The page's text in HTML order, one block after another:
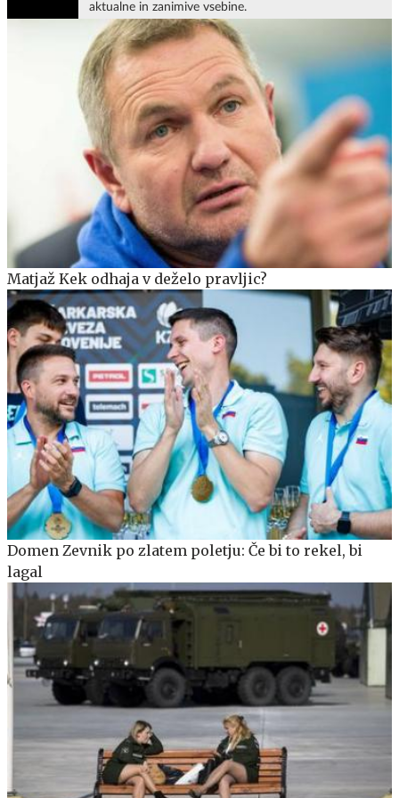
aktualne in zanimive vsebine.
Matjaž Kek odhaja v deželo pravljic?
Domen Zevnik po zlatem poletju: Če bi to rekel, bi
lagal